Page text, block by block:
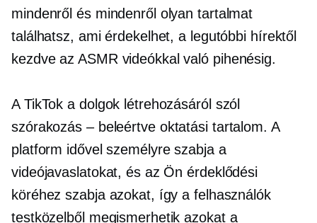
mindenről és mindenről olyan tartalmat
találhatsz, ami érdekelhet, a legutóbbi hírektől
kezdve az ASMR videókkal való pihenésig.
A TikTok a dolgok létrehozásáról szól
szórakozás – beleértveoktatási tartalom. A
platform idővel személyre szabja a
videójavaslatokat, és az Ön érdeklődési
köréhez szabja azokat, így a felhasználók
testközelből megismerhetik azokat a